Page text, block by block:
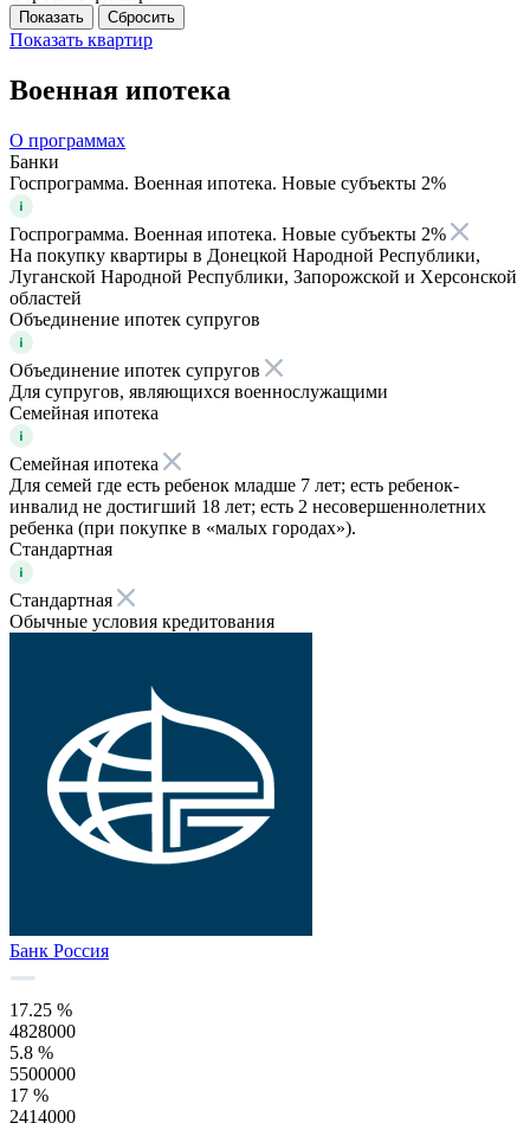
Показать квартир
Военная ипотека
О программах
Банки
Госпрограмма. Военная ипотека. Новые субъекты 2%
Госпрограмма. Военная ипотека. Новые субъекты 2%
На покупку квартиры в Донецкой Народной Республики,
Луганской Народной Республики, Запорожской и Херсонской
областей
Объединение ипотек супругов
Объединение ипотек супругов
Для супругов, являющихся военнослужащими
Семейная ипотека
Семейная ипотека
Для семей где есть ребенок младше 7 лет; есть ребенок-
инвалид не достигший 18 лет; есть 2 несовершеннолетних
ребенка (при покупке в «малых городах»).
Стандартная
Стандартная
Обычные условия кредитования
Банк Россия
17.25 %
4828000
5.8 %
5500000
17 %
2414000